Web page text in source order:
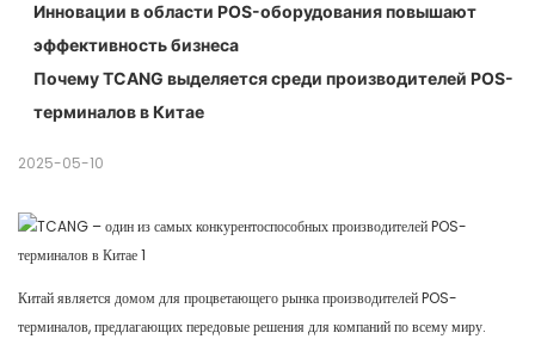
Инновации в области POS-оборудования повышают
эффективность бизнеса
Почему TCANG выделяется среди производителей POS-
терминалов в Китае
2025-05-10
Китай является домом для процветающего рынка производителей POS-
терминалов, предлагающих передовые решения для компаний по всему миру.